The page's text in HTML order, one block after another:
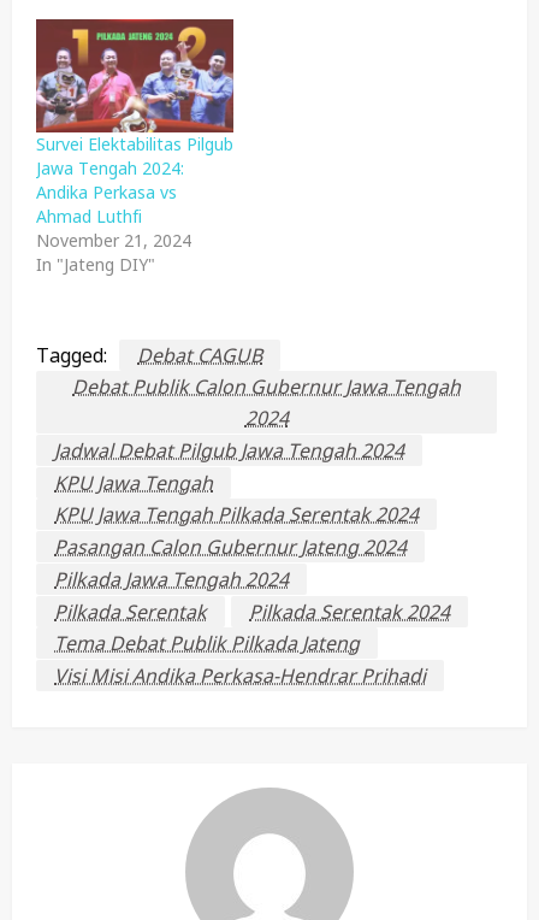
Survei Elektabilitas Pilgub
Jawa Tengah 2024:
Andika Perkasa vs
Ahmad Luthfi
November 21, 2024
In "Jateng DIY"
Tagged:
Debat CAGUB
Debat Publik Calon Gubernur Jawa Tengah
2024
Jadwal Debat Pilgub Jawa Tengah 2024
KPU Jawa Tengah
KPU Jawa Tengah Pilkada Serentak 2024
Pasangan Calon Gubernur Jateng 2024
Pilkada Jawa Tengah 2024
Pilkada Serentak
Pilkada Serentak 2024
Tema Debat Publik Pilkada Jateng
Visi Misi Andika Perkasa-Hendrar Prihadi